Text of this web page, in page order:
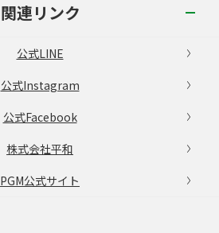
関連リンク
公式LINE
公式Instagram
公式Facebook
株式会社平和
PGM公式サイト